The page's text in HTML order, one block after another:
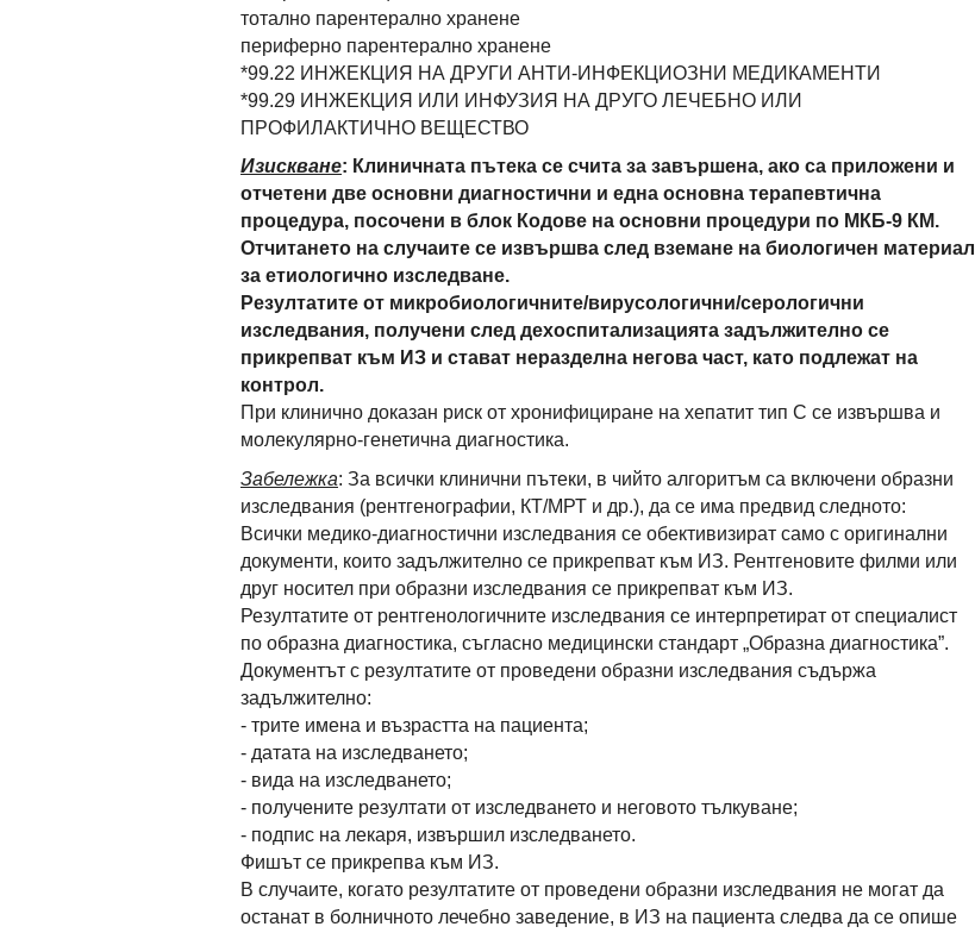
тотално парентерално хранене
периферно парентерално хранене
*99.22 ИНЖЕКЦИЯ НА ДРУГИ АНТИ-ИНФЕКЦИОЗНИ МЕДИКАМЕНТИ
*99.29 ИНЖЕКЦИЯ ИЛИ ИНФУЗИЯ НА ДРУГО ЛЕЧЕБНО ИЛИ
ПРОФИЛАКТИЧНО ВЕЩЕСТВО
Изискване: Клиничната пътека се счита за завършена, ако са приложени и
отчетени две основни диагностични и една основна терапевтична
процедура, посочени в блок Кодове на основни процедури по МКБ-9 КМ.
Отчитането на случаите се извършва след вземане на биологичен материал
за етиологично изследване.
Резултатите от микробиологичните/вирусологични/серологични
изследвания, получени след дехоспитализацията задължително се
прикрепват към ИЗ и стават неразделна негова част, като подлежат на
контрол.
При клинично доказан риск от хронифициране на хепатит тип С се извършва и
молекулярно-генетична диагностика.
Забележка: За всички клинични пътеки, в чийто алгоритъм са включени образни
изследвания (рентгенографии, КТ/МРТ и др.), да се има предвид следното:
Всички медико-диагностични изследвания се обективизират само с оригинални
документи, които задължително се прикрепват към ИЗ. Рентгеновите филми или
друг носител при образни изследвания се прикрепват към ИЗ.
Резултатите от рентгенологичните изследвания се интерпретират от специалист
по образна диагностика, съгласно медицински стандарт „Образна диагностика”.
Документът с резултатите от проведени образни изследвания съдържа
задължително:
- трите имена и възрастта на пациента;
- датата на изследването;
- вида на изследването;
- получените резултати от изследването и неговото тълкуване;
- подпис на лекаря, извършил изследването.
Фишът се прикрепва към ИЗ.
В случаите, когато резултатите от проведени образни изследвания не могат да
останат в болничното лечебно заведение, в ИЗ на пациента следва да се опише